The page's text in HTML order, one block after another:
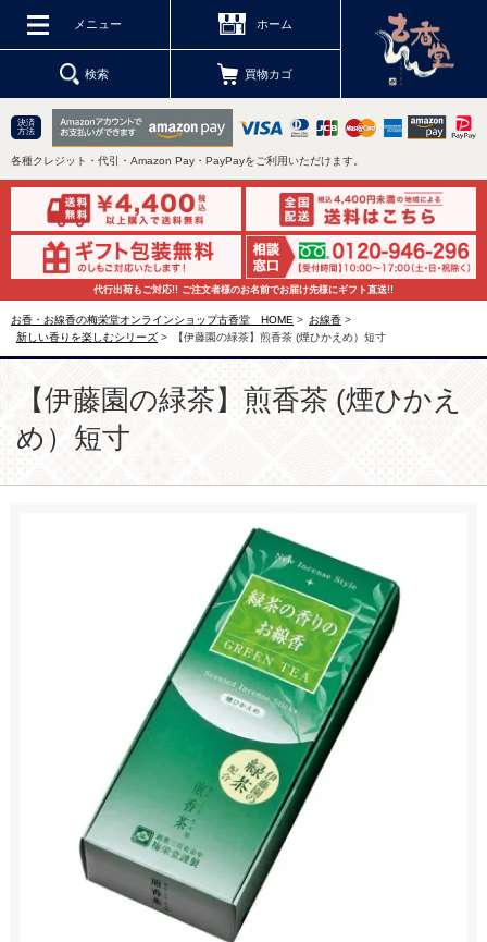
メニュー ホーム
検索 買物カゴ
決済
方法
各種クレジット・代引・Amazon Pay・PayPayをご利用いただけます。
代行出荷もご対応!! ご注文者様のお名前でお届け先様にギフト直送!!
お香・お線香の梅栄堂オンラインショップ古香堂 HOME > お線香 >
新しい香りを楽しむシリーズ > 【伊藤園の緑茶】煎香茶 (煙ひかえめ）短寸
【伊藤園の緑茶】煎香茶 (煙ひかえ
め）短寸